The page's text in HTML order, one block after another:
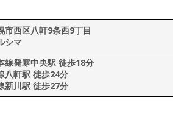
市西区八軒9条西9丁目
シマ
線発寒中央駅 徒歩18分
八軒駅 徒歩24分
新川駅 徒歩27分